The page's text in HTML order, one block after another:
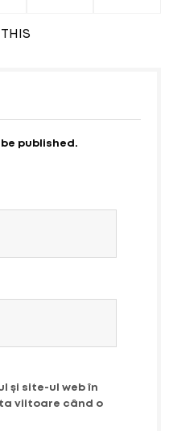
THIS
published.
și site-ul web în
viitoare când o